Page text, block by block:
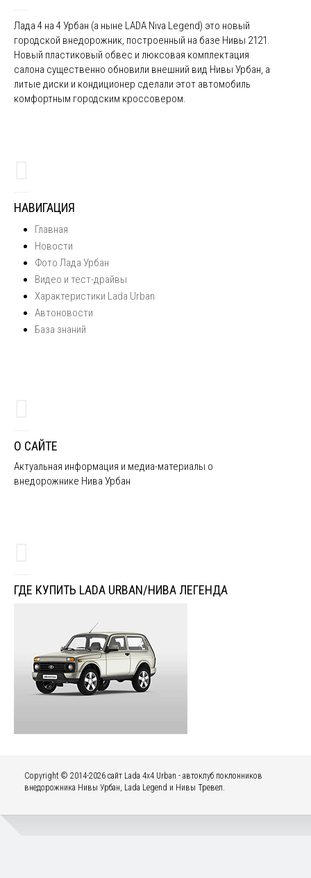
Лада 4 на 4 Урбан (а ныне LADA Niva Legend) это новый
городской внедорожник, построенный на базе Нивы 2121.
Новый пластиковый обвес и люксовая комплектация
салона существенно обновили внешний вид Нивы Урбан, а
литые диски и кондиционер сделали этот автомобиль
комфортным городским кроссовером.
НАВИГАЦИЯ
Главная
Новости
Фото Лада Урбан
Видео и тест-драйвы
Характеристики Lada Urban
Автоновости
База знаний
О САЙТЕ
Актуальная информация и медиа-материалы о
внедорожнике Нива Урбан
ГДЕ КУПИТЬ LADA URBAN/НИВА ЛЕГЕНДА
Copyright © 2014-2026 сайт Lada 4x4 Urban - автоклуб поклонников
внедорожника Нивы Урбан, Lada Legend и Нивы Тревел.